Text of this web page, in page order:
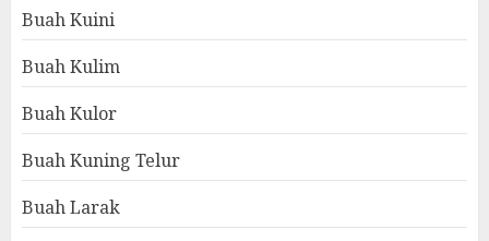
Buah Kuini
Buah Kulim
Buah Kulor
Buah Kuning Telur
Buah Larak